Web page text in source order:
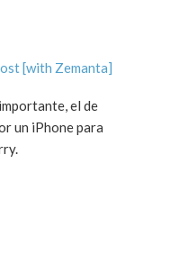
el de
un iPhone para